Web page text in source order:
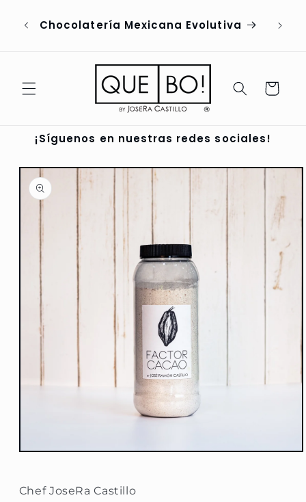
al contenido
Chocolatería Mexicana Evolutiva
Carrito
¡Síguenos en nuestras redes sociales!
directamente
información
del producto
Abrir
1
en
Chef JoseRa Castillo